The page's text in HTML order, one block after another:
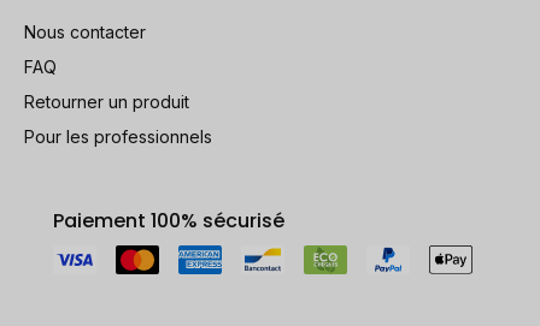
Nous contacter
FAQ
Retourner un produit
Pour les professionnels
Paiement 100% sécurisé